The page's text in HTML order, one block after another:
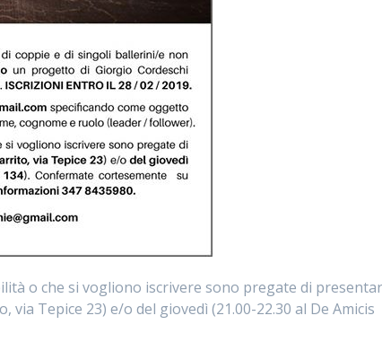
o che si vogliono iscrivere sono pregate di
Tepice 23) e/o del giovedì (21.00-22.30 al De Amicis